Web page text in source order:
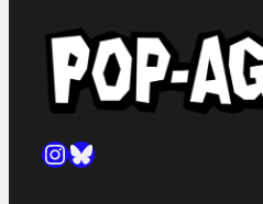
Instagram
Bluesky